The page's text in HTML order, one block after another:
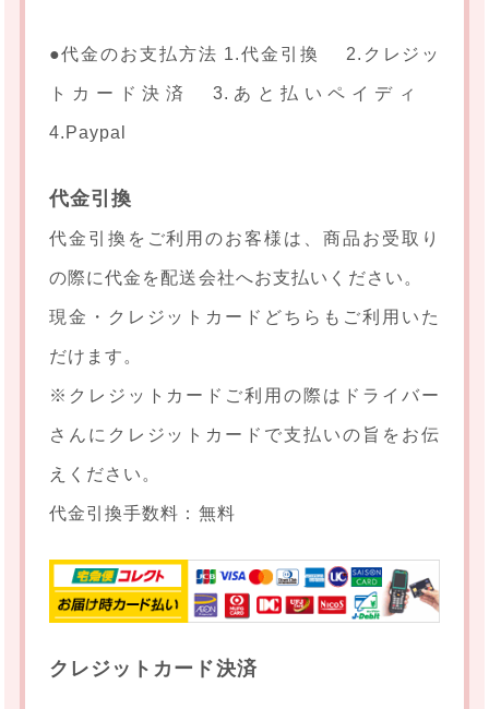
●代金のお支払方法 1.代金引換 2.クレジッ
トカード決済 3.あと払いペイディ
4.Paypal
代金引換
代金引換をご利用のお客様は、商品お受取り
の際に代金を配送会社へお支払いください。
現金・クレジットカードどちらもご利用いた
だけます。
※クレジットカードご利用の際はドライバー
さんにクレジットカードで支払いの旨をお伝
えください。
代金引換手数料：無料
クレジットカード決済